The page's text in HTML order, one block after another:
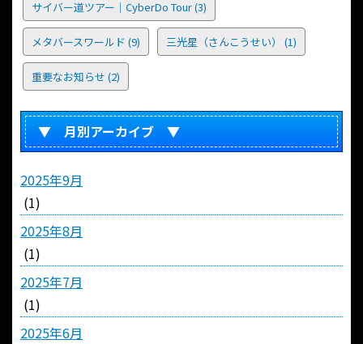
サイバー道ツアー｜CyberDo Tour(3)
メタバースワールド (9) 三光星（さんこうせい） (1)
重要なお知らせ (2)
▼ 月別アーカイブ ▼
2025年9月
(1)
2025年8月
(1)
2025年7月
(1)
2025年6月